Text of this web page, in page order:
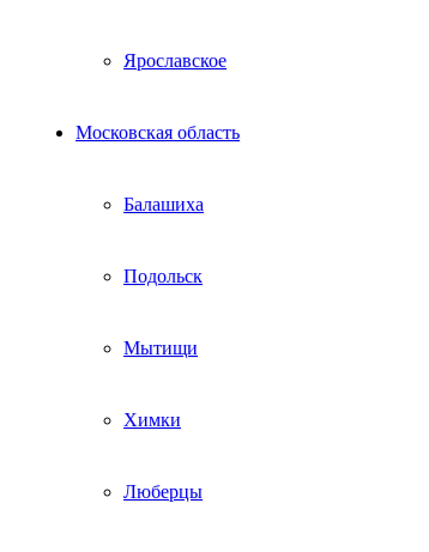
Ярославское
Московская область
Балашиха
Подольск
Мытищи
Химки
Люберцы